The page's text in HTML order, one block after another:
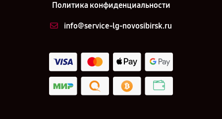
Политика конфиденциальности
info@service-lg-novosibirsk.ru